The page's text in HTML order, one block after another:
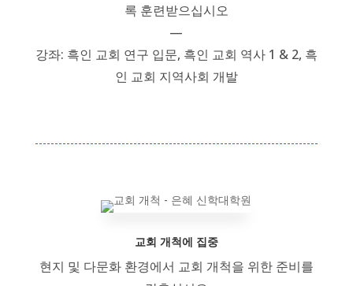
록 훈련받으십시오
—
강좌: 흑인 교회 연구 입문, 흑인 교회 역사 1 & 2, 흑
인 교회 지역사회 개발
교회 개척에 집중
현지 및 다문화 환경에서 교회 개척을 위한 준비를